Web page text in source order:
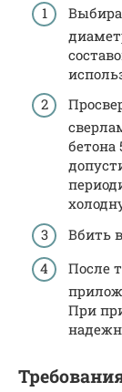
Вбить
После
При